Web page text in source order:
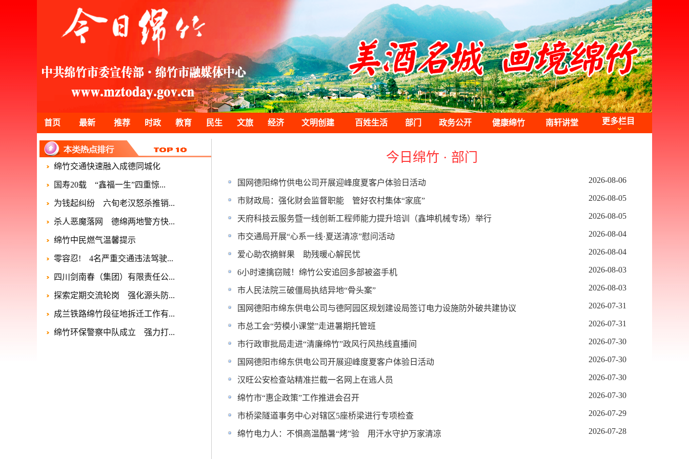
首页 最新 推荐 时政 教育 民生 文旅 经济 文明创建 百姓生活 部门 政务公开 健康绵竹 南轩讲堂 更多栏目
绵竹交通快速融入成德同城化
国寿20载 “鑫福一生”四重惊...
为钱起纠纷 六旬老汉怒杀推销...
杀人恶魔落网 德绵两地警方快...
绵竹中民燃气温馨提示
零容忍! 4名严重交通违法驾驶...
四川剑南春（集团）有限责任公...
探索定期交流轮岗 强化源头防...
成兰铁路绵竹段征地拆迁工作有...
绵竹环保警察中队成立 强力打...
今日绵竹 · 部门
国网德阳绵竹供电公司开展迎峰度夏客户体验日活动 2026-08-06
市财政局：强化财会监督职能 管好农村集体“家底” 2026-08-05
天府科技云服务暨一线创新工程师能力提升培训（鑫坤机械专场）举行 2026-08-05
市交通局开展“心系一线·夏送清凉”慰问活动 2026-08-04
爱心助农摘鲜果 助残暖心解民忧 2026-08-04
6小时速擒窃贼！绵竹公安追回多部被盗手机 2026-08-03
市人民法院三破僵局执结异地“骨头案” 2026-08-03
国网德阳市绵东供电公司与德阿园区规划建设局签订电力设施防外破共建协议 2026-07-31
市总工会“劳模小课堂”走进暑期托管班 2026-07-31
市行政审批局走进“清廉绵竹”政风行风热线直播间 2026-07-30
国网德阳市绵东供电公司开展迎峰度夏客户体验日活动 2026-07-30
汉旺公安检查站精准拦截一名网上在逃人员 2026-07-30
绵竹市“惠企政策”工作推进会召开 2026-07-30
市桥梁隧道事务中心对辖区5座桥梁进行专项检查 2026-07-29
绵竹电力人：不惧高温酷暑“烤”验 用汗水守护万家清凉 2026-07-28